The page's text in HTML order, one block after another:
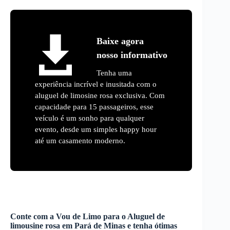
Baixe agora
nosso informativo
Tenha uma
experiência incrível e inusitada com o
aluguel de limosine rosa exclusiva. Com
capacidade para 15 passageiros, esse
veículo é um sonho para qualquer
evento, desde um simples happy hour
até um casamento moderno.
Conte com a Vou de Limo para o Aluguel de
limousine rosa em Pará de Minas e tenha ótimas